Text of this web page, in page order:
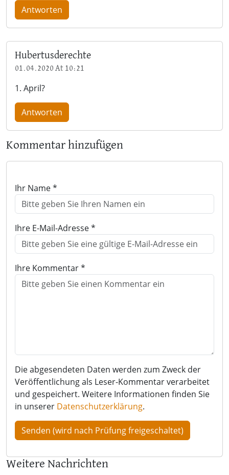
Antworten
Hubertusderechte
01.04.2020 At 10:21
1. April?
Antworten
Kommentar hinzufügen
Ihr Name *
Ihre E-Mail-Adresse *
Ihre Kommentar *
Die abgesendeten Daten werden zum Zweck der
Veröffentlichung als Leser-Kommentar verarbeitet
und gespeichert. Weitere Informationen finden Sie
in unserer Datenschutzerklärung.
Weitere Nachrichten